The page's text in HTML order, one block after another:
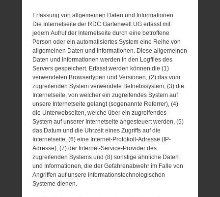
Erfassung von allgemeinen Daten und Informationen
Die Internetseite der RDC Gartenwelt UG erfasst mit
jedem Aufruf der Internetseite durch eine betroffene
Person oder ein automatisiertes System eine Reihe von
allgemeinen Daten und Informationen. Diese allgemeinen
Daten und Informationen werden in den Logfiles des
Servers gespeichert. Erfasst werden können die (1)
verwendeten Browsertypen und Versionen, (2) das vom
zugreifenden System verwendete Betriebssystem, (3) die
Internetseite, von welcher ein zugreifendes System auf
unsere Internetseite gelangt (sogenannte Referrer), (4)
die Unterwebseiten, welche über ein zugreifendes
System auf unserer Internetseite angesteuert werden, (5)
das Datum und die Uhrzeit eines Zugriffs auf die
Internetseite, (6) eine Internet-Protokoll-Adresse (IP-
Adresse), (7) der Internet-Service-Provider des
zugreifenden Systems und (8) sonstige ähnliche Daten
und Informationen, die der Gefahrenabwehr im Falle von
Angriffen auf unsere informationstechnologischen
Systeme dienen.